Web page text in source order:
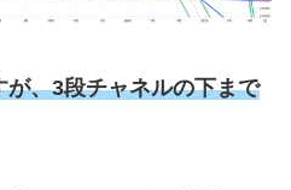
、3段チャネルの下まで